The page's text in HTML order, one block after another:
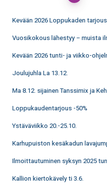
Kevään 2026 Loppukaden
Vuosikokous lähestyy – muista
Kevään 2026 tunti- ja viikko-
Joulujuhla La 13.12.
Ma 8.12. sijainen Tanssimix ja
Loppukaudentarjous -50%
Ystäväviikko 20.-25.10.
Karhupuiston kesäkadun
Ilmoittautuminen syksyn 2025
Kallion kiertokävely ti 3.6.